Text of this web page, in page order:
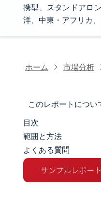
携型、スタンドアロ
洋、中東・アフリカ
ホーム 市場分析
このレポートについ
市場規模とシェア
市場分析
トレンドとイン
目次
範囲と方法
よくある質問